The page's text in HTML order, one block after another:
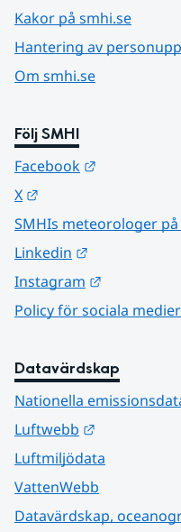
Kakor på smhi.se
Hantering av
Om smhi.se
Följ SMHI
Facebook
X
SMHIs meteorologer på
Linkedin
Instagram
Policy för sociala medier
Datavärdskap
Nationella
Luftwebb
Luftmiljödata
VattenWebb
Datavärdskap,